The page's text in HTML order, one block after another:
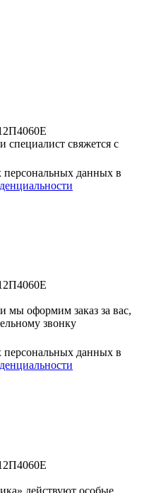
специалист свяжется с
персональных данных в
мы оформим заказ за вас,
звонку
персональных данных в
действуют особые